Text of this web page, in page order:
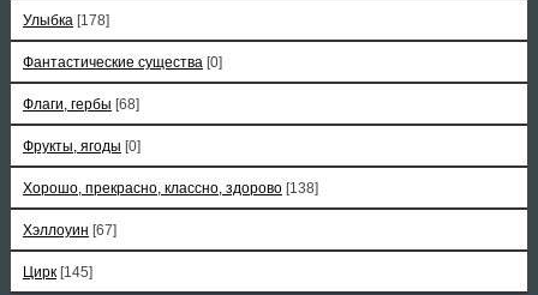
Улыбка [178]
Фантастические существа [0]
Флаги, гербы [68]
Фрукты, ягоды [0]
Хорошо, прекрасно, классно, здорово [138]
Хэллоуин [67]
Цирк [145]